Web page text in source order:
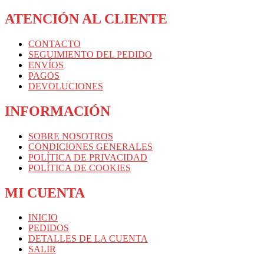
ATENCIÓN AL CLIENTE
CONTACTO
SEGUIMIENTO DEL PEDIDO
ENVÍOS
PAGOS
DEVOLUCIONES
INFORMACIÓN
SOBRE NOSOTROS
CONDICIONES GENERALES
POLÍTICA DE PRIVACIDAD
POLÍTICA DE COOKIES
MI CUENTA
INICIO
PEDIDOS
DETALLES DE LA CUENTA
SALIR